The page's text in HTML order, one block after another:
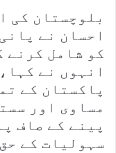
بلوچستان کی
احسان نے
کو شامل کرنے
انہوں نے
پاکستان کے
مساوی اور
پینے کے صاف
سہولیات کے